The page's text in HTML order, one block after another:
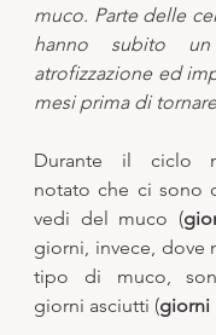
muco. Parte delle
hanno subito
atrofizzazione ed
mesi prima di
Durante il ciclo
notato che ci sono
vedi del muco (
giorni, invece, dove
tipo di muco,
giorni asciutti (giorni